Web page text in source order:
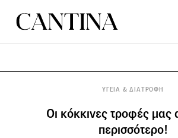
ΥΓΕΙΑ & ΔΙΑΤΡΟΦΗ
Οι κόκκινες τροφές μας
περισσότερο!